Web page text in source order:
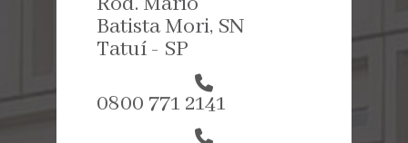
Batista Mori, SN
Tatuí - SP
0800 771 2141